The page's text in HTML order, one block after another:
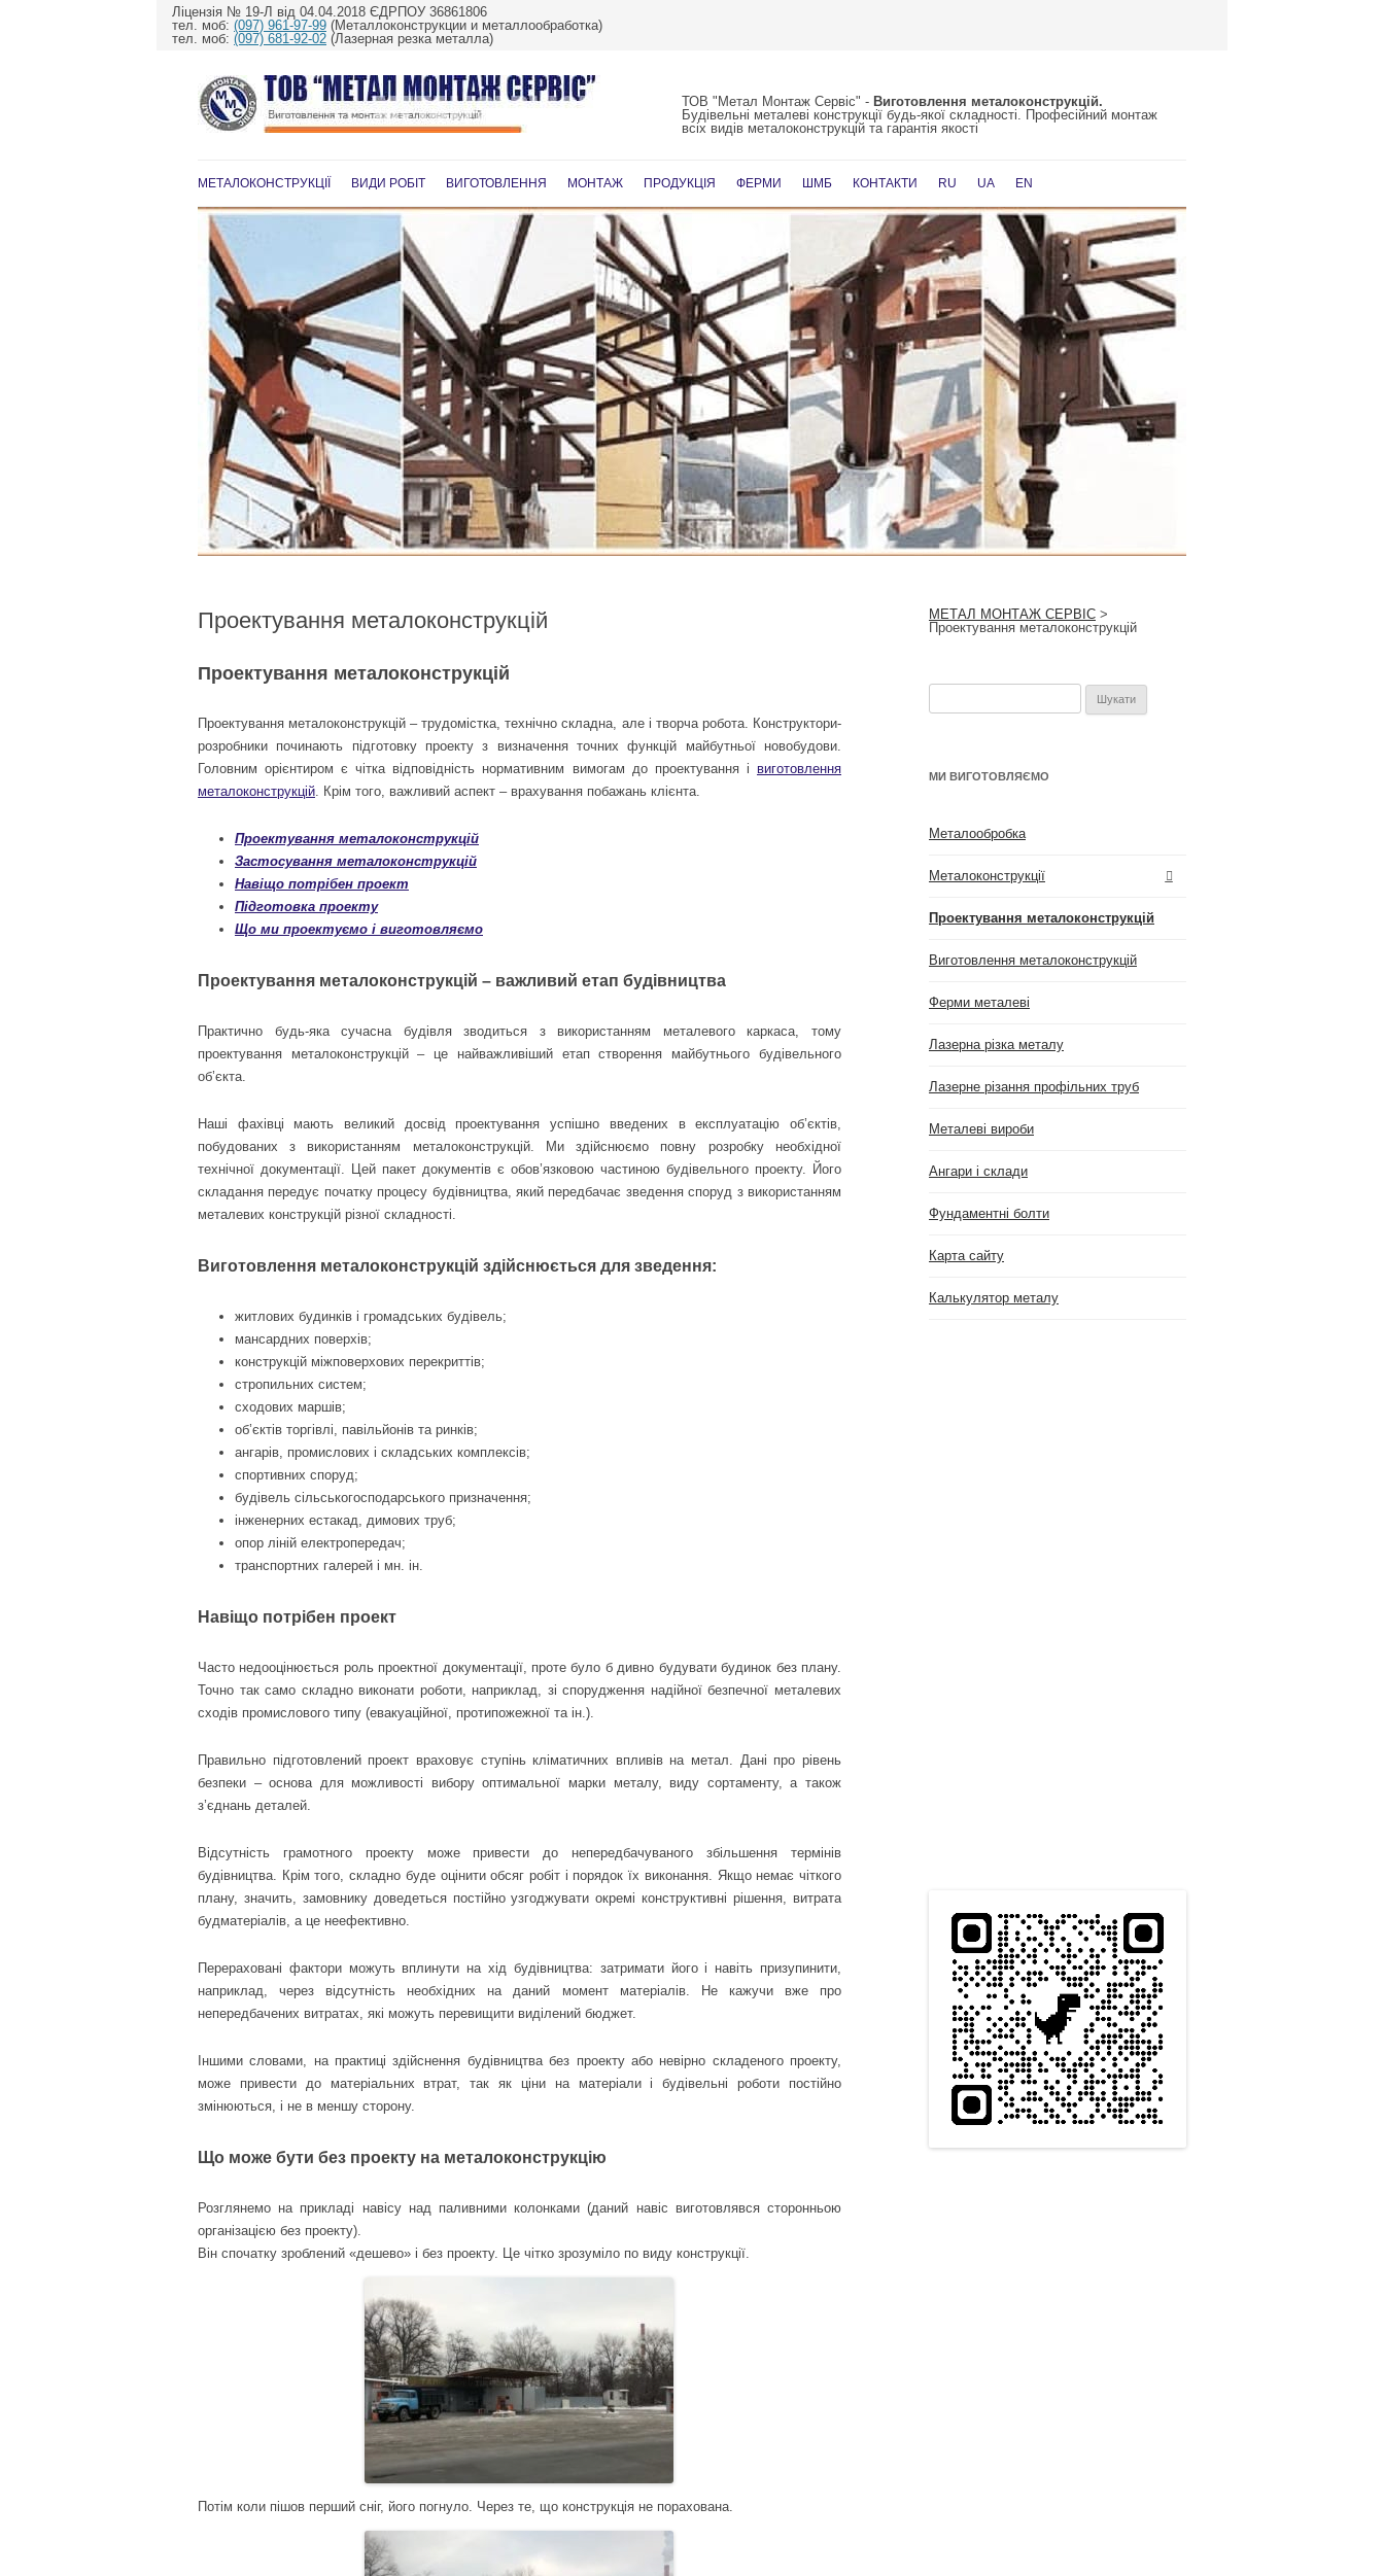
Ліцензія № 19-Л від 04.04.2018 ЄДРПОУ 36861806
тел. моб: (097) 961-97-99 (Металлоконструкции и металлообработка)
тел. моб: (097) 681-92-02 (Лазерная резка металла)
ТОВ "Метал Монтаж Сервіс" - Виготовлення металоконструкцій.
Будівельні металеві конструкції будь-якої складності. Професійний монтаж
всіх видів металоконструкцій та гарантія якості
до
вмісту
МЕТАЛОКОНСТРУКЦІЇ ВИДИ РОБІТ ВИГОТОВЛЕННЯ МОНТАЖ ПРОДУКЦІЯ ФЕРМИ ШМБ КОНТАКТИ RU UA EN
Проектування металоконструкцій
Проектування металоконструкцій
Проектування металоконструкцій – трудомістка, технічно складна, але і творча робота. Конструктори-
розробники починають підготовку проекту з визначення точних функцій майбутньої новобудови.
Головним орієнтиром є чітка відповідність нормативним вимогам до проектування і виготовлення
металоконструкцій. Крім того, важливий аспект – врахування побажань клієнта.
Проектування металоконструкцій
Застосування металоконструкцій
Навіщо потрібен проект
Підготовка проекту
Що ми проектуємо і виготовляємо
Проектування металоконструкцій – важливий етап будівництва
Практично будь-яка сучасна будівля зводиться з використанням металевого каркаса, тому
проектування металоконструкцій – це найважливіший етап створення майбутнього будівельного
об’єкта.
Наші фахівці мають великий досвід проектування успішно введених в експлуатацію об’єктів,
побудованих з використанням металоконструкцій. Ми здійснюємо повну розробку необхідної
технічної документації. Цей пакет документів є обов’язковою частиною будівельного проекту. Його
складання передує початку процесу будівництва, який передбачає зведення споруд з використанням
металевих конструкцій різної складності.
Виготовлення металоконструкцій здійснюється для зведення:
житлових будинків і громадських будівель;
мансардних поверхів;
конструкцій міжповерхових перекриттів;
стропильних систем;
сходових маршів;
об’єктів торгівлі, павільйонів та ринків;
ангарів, промислових і складських комплексів;
спортивних споруд;
будівель сільськогосподарського призначення;
інженерних естакад, димових труб;
опор ліній електропередач;
транспортних галерей і мн. ін.
Навіщо потрібен проект
Часто недооцінюється роль проектної документації, проте було б дивно будувати будинок без плану.
Точно так само складно виконати роботи, наприклад, зі спорудження надійної безпечної металевих
сходів промислового типу (евакуаційної, протипожежної та ін.).
Правильно підготовлений проект враховує ступінь кліматичних впливів на метал. Дані про рівень
безпеки – основа для можливості вибору оптимальної марки металу, виду сортаменту, а також
з’єднань деталей.
Відсутність грамотного проекту може привести до непередбачуваного збільшення термінів
будівництва. Крім того, складно буде оцінити обсяг робіт і порядок їх виконання. Якщо немає чіткого
плану, значить, замовнику доведеться постійно узгоджувати окремі конструктивні рішення, витрата
будматеріалів, а це неефективно.
Перераховані фактори можуть вплинути на хід будівництва: затримати його і навіть призупинити,
наприклад, через відсутність необхідних на даний момент матеріалів. Не кажучи вже про
непередбачених витратах, які можуть перевищити виділений бюджет.
Іншими словами, на практиці здійснення будівництва без проекту або невірно складеного проекту,
може привести до матеріальних втрат, так як ціни на матеріали і будівельні роботи постійно
змінюються, і не в меншу сторону.
Що може бути без проекту на металоконструкцію
Розглянемо на прикладі навісу над паливними колонками (даний навіс виготовлявся сторонньою
організацією без проекту).
Він спочатку зроблений «дешево» і без проекту. Це чітко зрозуміло по виду конструкції.
Потім коли пішов перший сніг, його погнуло. Через те, що конструкція не порахована.
МЕТАЛ МОНТАЖ СЕРВІС >
Проектування металоконструкцій
МИ ВИГОТОВЛЯЄМО
Металообробка
Металоконструкції
Проектування металоконструкцій
Виготовлення металоконструкцій
Ферми металеві
Лазерна різка металу
Лазерне різання профільних труб
Металеві вироби
Ангари і склади
Фундаментні болти
Карта сайту
Калькулятор металу